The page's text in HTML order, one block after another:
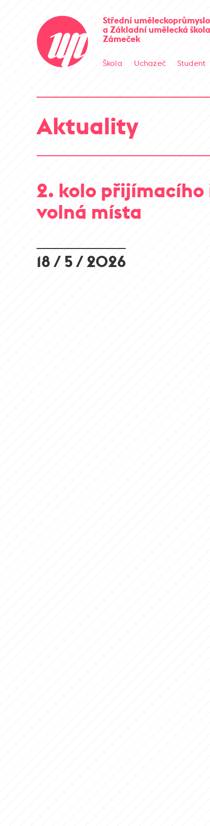
Střední
a Základní umělecká škola
Zámeček
Škola Uchazeč Student
Aktuality
2. kolo přijímacího
volná místa
18 / 5 / 2026